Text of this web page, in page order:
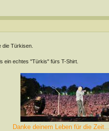
die Türkisen.
ein echtes "Türkis" fürs T-Shirt.
Danke deinem Leben für die Zeit....